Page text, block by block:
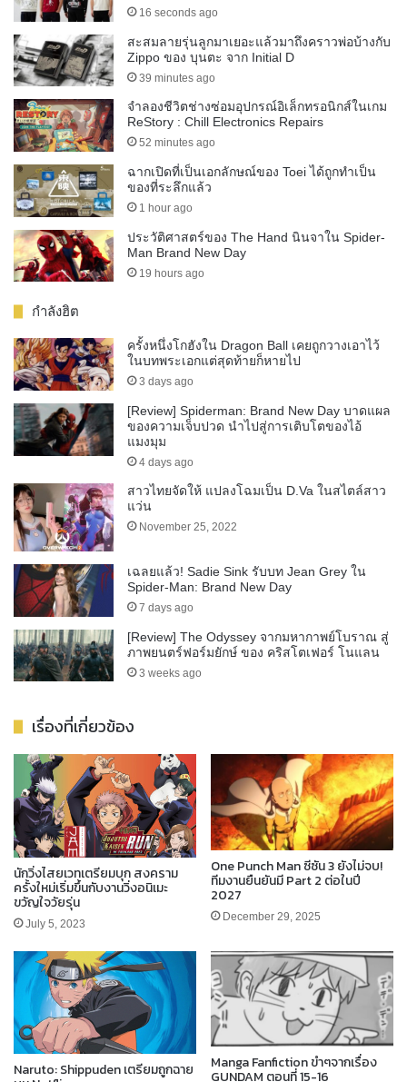
16 seconds ago
สะสมลายรุ่นลูกมาเยอะแล้วมาถึงคราวพ่อบ้างกับ
Zippo ของ บุนตะ จาก Initial D
39 minutes ago
จำลองชีวิตช่างซ่อมอุปกรณ์อิเล็กทรอนิกส์ในเกม
ReStory : Chill Electronics Repairs
52 minutes ago
ฉากเปิดที่เป็นเอกลักษณ์ของ Toei ได้ถูกทำเป็น
ของที่ระลึกแล้ว
1 hour ago
ประวัติศาสตร์ของ The Hand นินจาใน Spider-
Man Brand New Day
19 hours ago
กำลังฮิต
ครั้งหนึ่งโกฮังใน Dragon Ball เคยถูกวางเอาไว้
ในบทพระเอกแต่สุดท้ายก็หายไป
3 days ago
[Review] Spiderman: Brand New Day บาดแผล
ของความเจ็บปวด นำไปสู่การเติบโตของไอ้
แมงมุม
4 days ago
สาวไทยจัดให้ แปลงโฉมเป็น D.Va ในสไตล์สาว
แว่น
November 25, 2022
เฉลยแล้ว! Sadie Sink รับบท Jean Grey ใน
Spider-Man: Brand New Day
7 days ago
[Review] The Odyssey จากมหากาพย์โบราณ สู่
ภาพยนตร์ฟอร์มยักษ์ ของ คริสโตเฟอร์ โนแลน
3 weeks ago
เรื่องที่เกี่ยวข้อง
นักวิ่งไสยเวทเตรียมบุก สงคราม
ครั้งใหม่เริ่มขึ้นกับงานวิ่งอนิเมะ
ขวัญใจวัยรุ่น
July 5, 2023
One Punch Man ซีซัน 3 ยังไม่จบ!
ทีมงานยืนยันมี Part 2 ต่อในปี
2027
December 29, 2025
Naruto: Shippuden เตรียมถูกฉาย Manga Fanfiction ขำๆจากเรื่อง
GUNDAM ตอนที่ 15-16